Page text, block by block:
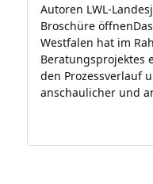
Autoren LWL-
Broschüre
Westfalen hat im
Beratungsprojektes
den Prozessverlauf
anschaulicher und